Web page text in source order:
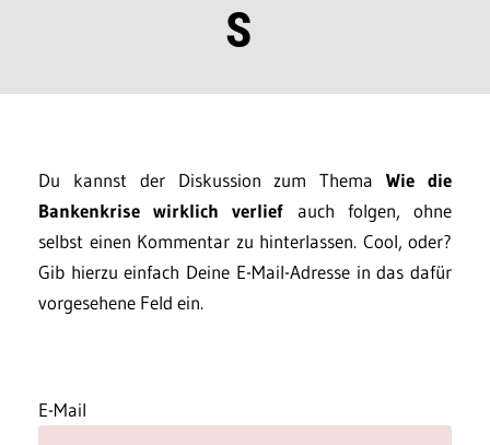
S
Du kannst der Diskussion zum ThemaWie die
Bankenkrise wirklich verlief auch folgen, ohne
selbst einen Kommentar zu hinterlassen. Cool, oder?
Gib hierzu einfach Deine E-Mail-Adresse in das dafür
vorgesehene Feld ein.
E-Mail